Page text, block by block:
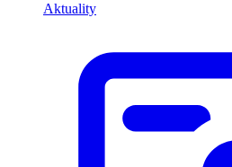
Aktuality